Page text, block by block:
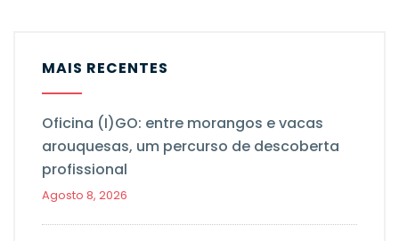
MAIS RECENTES
Oficina (I)GO: entre morangos e vacas
arouquesas, um percurso de descoberta
profissional
Agosto 8, 2026